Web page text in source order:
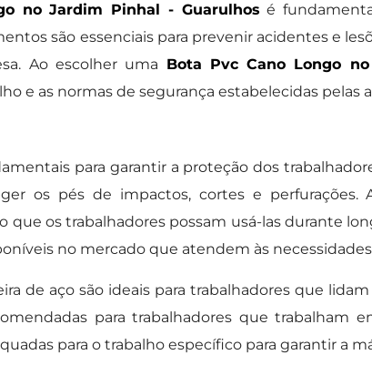
no Jardim Pinhal - Guarulhos é
são essenciais para prevenir acidentes e
Ao escolher uma Bota Pvc Cano Longo
e as normas de segurança estabelecidas
para garantir a proteção dos
os pés de impactos, cortes e perfurações.
os trabalhadores possam usá-las durante
no mercado que atendem às
de aço são ideais para trabalhadores que
para trabalhadores que trabalham
para o trabalho específico para garantir a